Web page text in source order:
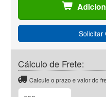
Solicitar
Cálculo de Frete:
Calcule o prazo e valor do
CEP